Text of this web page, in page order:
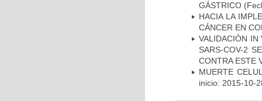
GÁSTRICO
HACIA LA
CÁNCER EN
VALIDACIÓN IN
SARS-COV-2
CONTRA ESTE
MUERTE
inicio: 2015-10-